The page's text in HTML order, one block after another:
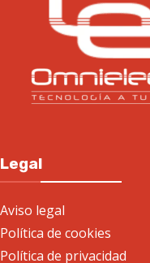
Legal
Aviso legal
Política de cookies
Política de privacidad